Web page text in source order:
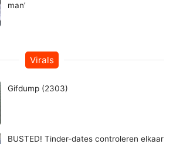
man’
Virals
Gifdump (2303)
BUSTED! Tinder-dates controleren elkaar